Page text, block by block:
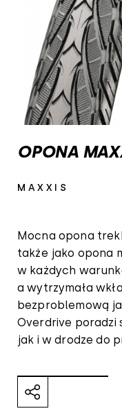
OPONA
MAXXIS
Mocna opona
także jako opona
w każdych
a wytrzymała
bezproblemową
Overdrive poradzi
jak i w drodze do